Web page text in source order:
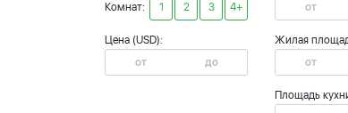
Комнат: 1 2 3 4+
Цена (USD): Жилая
Площадь